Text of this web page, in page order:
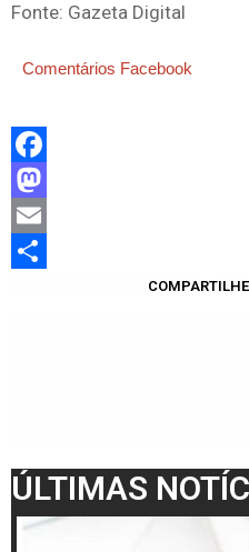
Fonte: Gazeta Digital
Comentários Facebook
Facebook
Mastodon
Email
ÚLTIMAS